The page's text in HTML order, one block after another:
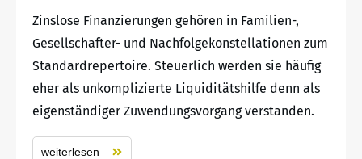
Zinslose Finanzierungen gehören in Familien-,
Gesellschafter- und Nachfolgekonstellationen zum
Standardrepertoire. Steuerlich werden sie häufig
eher als unkomplizierte Liquiditätshilfe denn als
eigenständiger Zuwendungsvorgang verstanden.
weiterlesen